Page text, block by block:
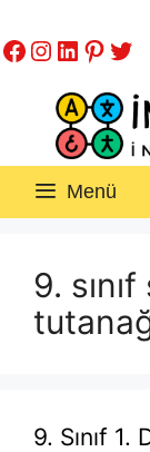
atla
Facebook
Instagram
LinkedIn
Menü
9.
9. Sınıf 1.